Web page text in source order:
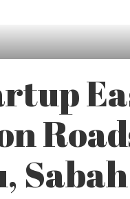
Sabah